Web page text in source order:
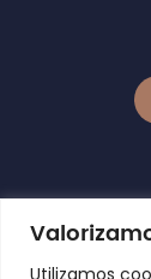
Utilizamos